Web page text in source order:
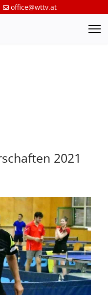
office@wttv.at
2021